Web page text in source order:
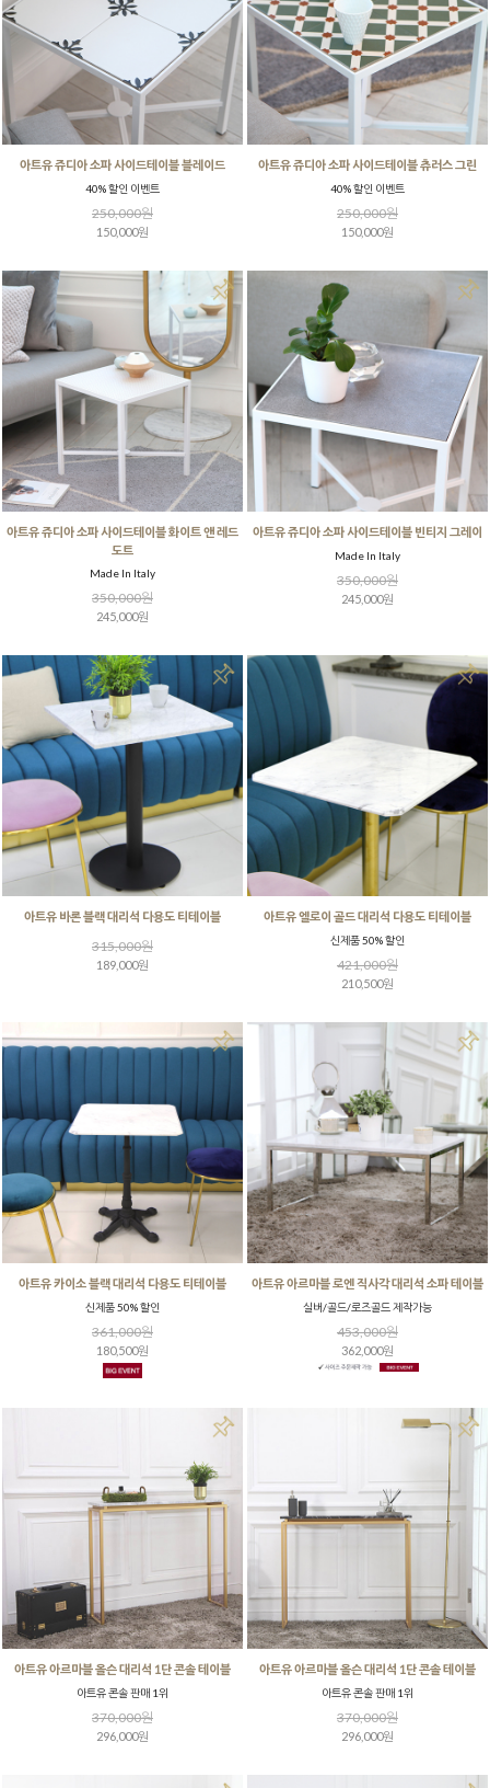
아트유 쥬디아 소파 사이드테이블 블레이드
40% 할인 이벤트
250,000원
150,000원
아트유 쥬디아 소파 사이드테이블 츄러스 그린
40% 할인 이벤트
250,000원
150,000원
아트유 쥬디아 소파 사이드테이블 화이트 앤 레드
도트
Made In Italy
350,000원
245,000원
아트유 쥬디아 소파 사이드테이블 빈티지 그레이
Made In Italy
350,000원
245,000원
아트유 바론 블랙 대리석 다용도 티테이블
315,000원
189,000원
아트유 엘로이 골드 대리석 다용도 티테이블
신제품 50% 할인
421,000원
210,500원
아트유 카이소 블랙 대리석 다용도 티테이블
신제품 50% 할인
361,000원
180,500원
아트유 아르마블 로엔 직사각 대리석 소파 테이블
실버/골드/로즈골드 제작가능
453,000원
362,000원
아트유 아르마블 올슨 대리석 1단 콘솔 테이블
아트유 콘솔 판매 1위
370,000원
296,000원
아트유 아르마블 올슨 대리석 1단 콘솔 테이블
아트유 콘솔 판매 1위
370,000원
296,000원